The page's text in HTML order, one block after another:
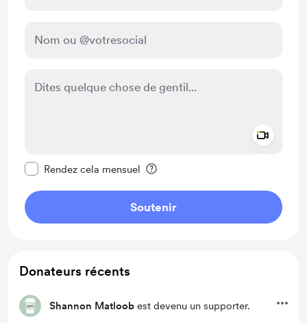
Rendez cela mensuel
Soutenir
Donateurs récents
Shannon Matloob est devenu un supporter.